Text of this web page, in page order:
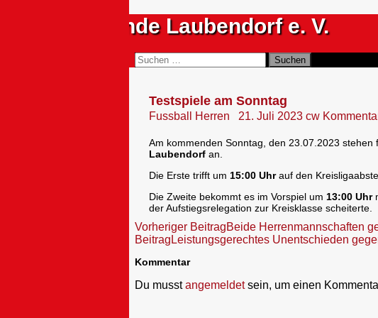
Sportfreunde Laubendorf e. V.
Suchen
nach:
Testspiele am Sonntag
Fussball Herren 21. Juli 2023 cw
Am kommenden Sonntag, den 23.07.2023
Laubendorf an.
Die Erste trifft um 15:00 Uhrauf den
Die Zweite bekommt es im Vorspiel um 13:00 Uhr
der Aufstiegsrelegation zur Kreisklasse scheiterte.
Beitragsnavigation
Vorheriger BeitragBeide Herrenmannschaften
Beitrag Leistungsgerechtes Unentschieden
Kommentar
Du musstangemeldetsein, um einen